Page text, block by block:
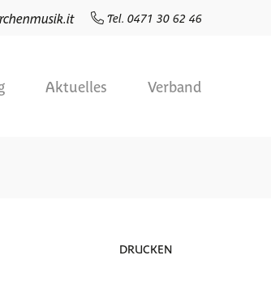
Tel. 0471 30 62 46
Aktuelles Verband
DRUCKEN